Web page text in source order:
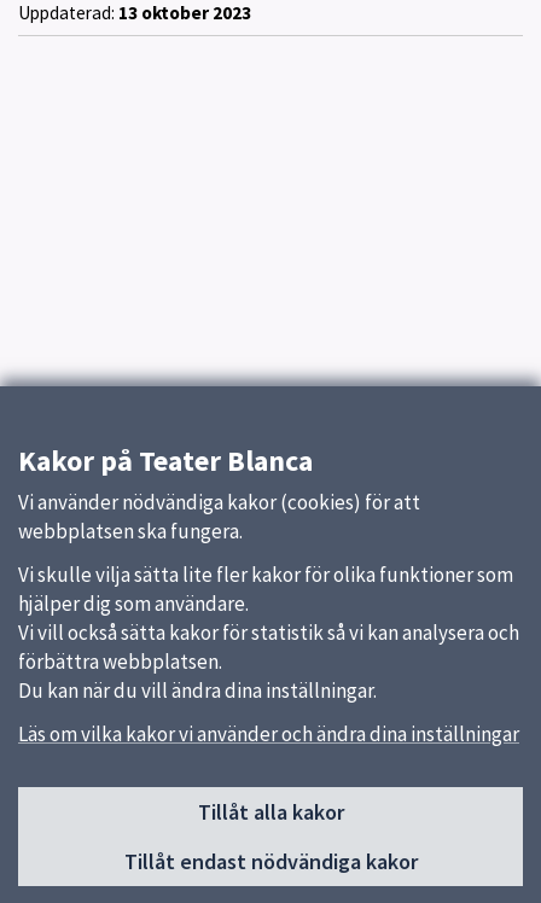
Uppdaterad: 13 oktober 2023
Kakor på Teater Blanca
Vi använder nödvändiga kakor (cookies) för att
webbplatsen ska fungera.
Vi skulle vilja sätta lite fler kakor för olika funktioner som
hjälper dig som användare.
Vi vill också sätta kakor för statistik så vi kan analysera och
förbättra webbplatsen.
Du kan när du vill ändra dina inställningar.
Läs om vilka kakor vi använder och ändra dina inställningar
Tillåt alla kakor
Tillåt endast nödvändiga kakor
Sidfot